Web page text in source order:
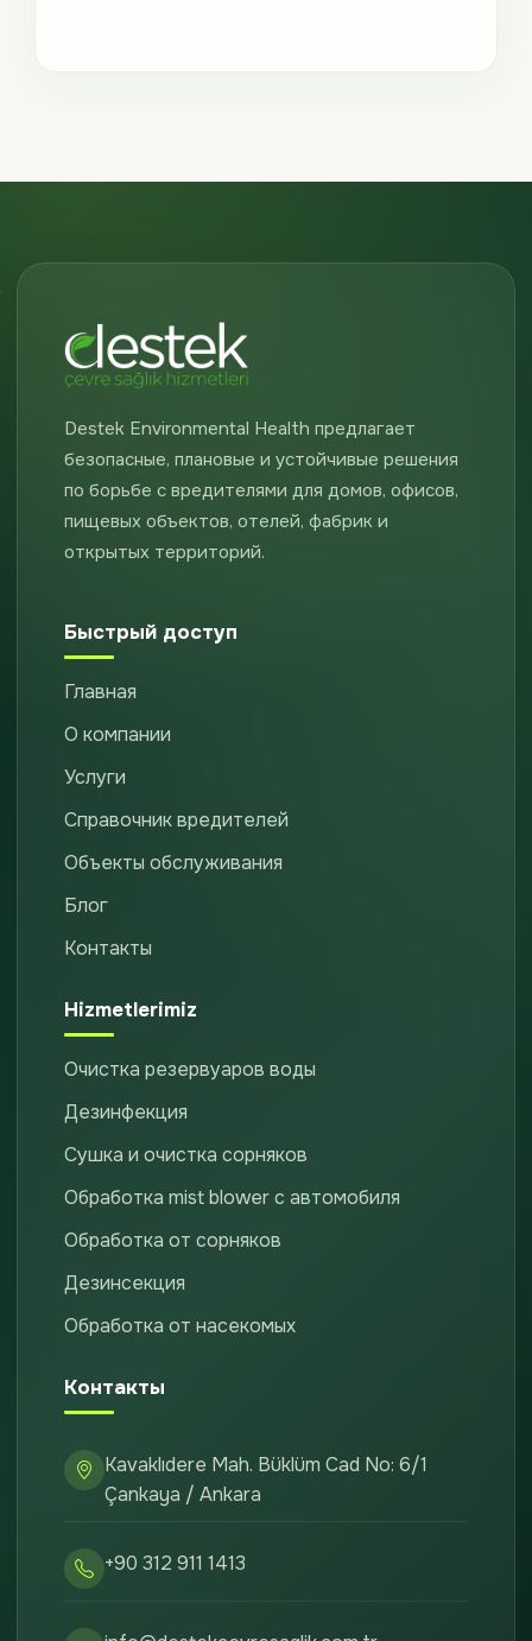
Destek Environmental Health предлагает
безопасные, плановые и устойчивые решения
по борьбе с вредителями для домов, офисов,
пищевых объектов, отелей, фабрик и
открытых территорий.
Быстрый доступ
Главная
О компании
Услуги
Справочник вредителей
Объекты обслуживания
Блог
Контакты
Hizmetlerimiz
Очистка резервуаров воды
Дезинфекция
Сушка и очистка сорняков
Обработка mist blower с автомобиля
Обработка от сорняков
Дезинсекция
Обработка от насекомых
Контакты
Kavaklıdere Mah. Büklüm Cad No: 6/1
Çankaya / Ankara
+90 312 911 1413